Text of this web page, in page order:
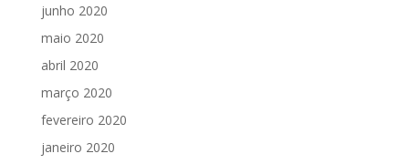
junho 2020
maio 2020
abril 2020
março 2020
fevereiro 2020
janeiro 2020